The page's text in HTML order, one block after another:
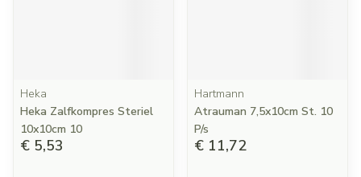
Heka
Heka Zalfkompres Steriel
10x10cm 10
€ 5,53
Hartmann
Atrauman 7,5x10cm St. 10
P/s
€ 11,72